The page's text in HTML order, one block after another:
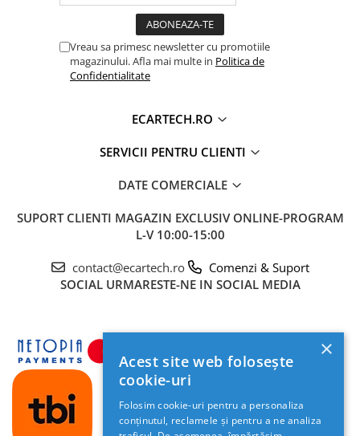
DA
BLUETOOTH
5.0 REDARE MUZICA, DESCARCARE
AGENDA TELEFON, CONVORBIRI
TELEFONICE
MULTITOUCH 5 PUNCTE
DA
RCA VIDEO
DA
RCA
SUBWOOFER
DA
COMENZI
VOLAN
DA (PRELUARE COMENZI VOLAN, UNDE
MASINA SUPORTA)
CAMERA DVR
NU PRIN CANBUS
Vreau sa primesc newsletter cu promotiile
magazinului. Afla mai multe in Politica de
Confidentialitate
ECARTECH.RO
SERVICII PENTRU CLIENTI
DATE COMERCIALE
SUPORT CLIENTI MAGAZIN EXCLUSIV ONLINE-PROGRAM
L-V 10:00-15:00
contact@ecartech.ro
Comenzi & Suport
SOCIAL URMARESTE-NE IN SOCIAL MEDIA
×
Acest site web folosește
cookie-uri
Folosim cookie-uri pentru a personaliza
conținutul, reclamele și pentru a ne analiza